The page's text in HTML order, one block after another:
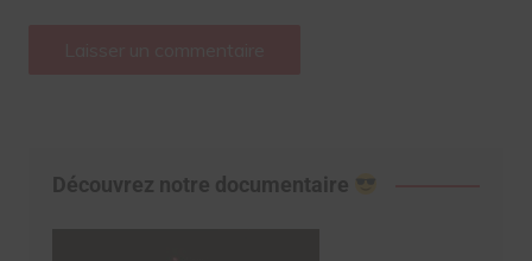
Découvrez notre documentaire